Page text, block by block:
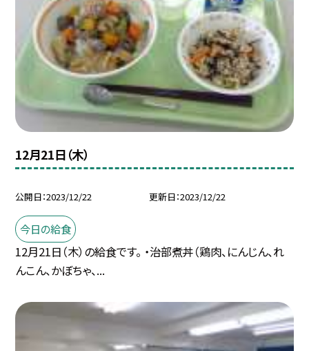
12月21日（木）
公開日 2023/12/22 更新日 2023/12/22
今日の給食
12月21日（木）の給食です。 ・治部煮丼（鶏肉、にんじん、れ
んこん、かぼちゃ、...